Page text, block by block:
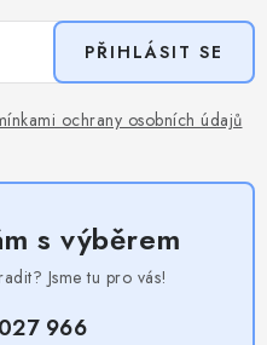
ochrany osobních údajů
PŘIHLÁSIT SE
s výběrem
Jsme tu pro vás!
966